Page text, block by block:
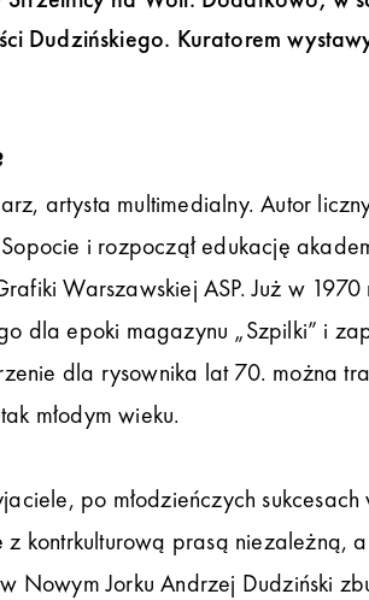
Dudzińskiego. Kuratorem
artysta multimedialny. Autor
i rozpoczął edukację
Warszawskiej ASP. Już w
dla epoki magazynu „Szpilki” i
dla rysownika lat 70. można
młodym wieku.
po młodzieńczych
z kontrkulturową prasą
Nowym Jorku Andrzej Dudziński